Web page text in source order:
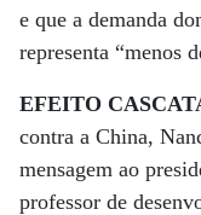
e que a demanda
representa “menos
EFEITO
contra a China,
mensagem ao
professor de